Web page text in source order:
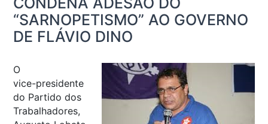
“SARNOPETISMO” AO GOVERNO
DE FLÁVIO DINO
O
vice-presidente
do Partido dos
Trabalhadores,